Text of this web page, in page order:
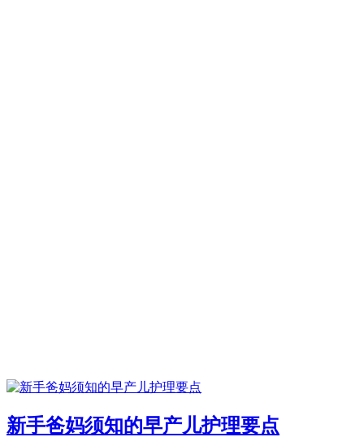
新手爸妈须知的早产儿护理要点